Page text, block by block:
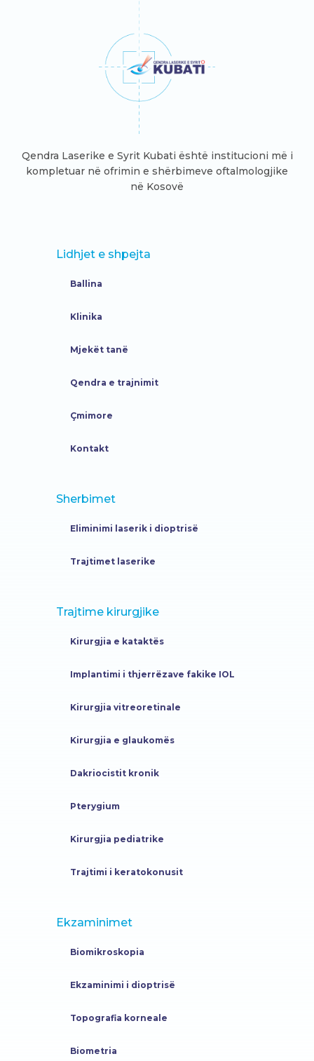
Qendra Laserike e Syrit Kubati është institucioni më i
kompletuar në ofrimin e shërbimeve oftalmologjike
në Kosovë
Lidhjet e shpejta
Ballina
Klinika
Mjekët tanë
Qendra e trajnimit
Çmimore
Kontakt
Sherbimet
Eliminimi laserik i dioptrisë
Trajtimet laserike
Trajtime kirurgjike
Kirurgjia e kataktës
Implantimi i thjerrëzave fakike IOL
Kirurgjia vitreoretinale
Kirurgjia e glaukomës
Dakriocistit kronik
Pterygium
Kirurgjia pediatrike
Trajtimi i keratokonusit
Ekzaminimet
Biomikroskopia
Ekzaminimi i dioptrisë
Topografia korneale
Biometria